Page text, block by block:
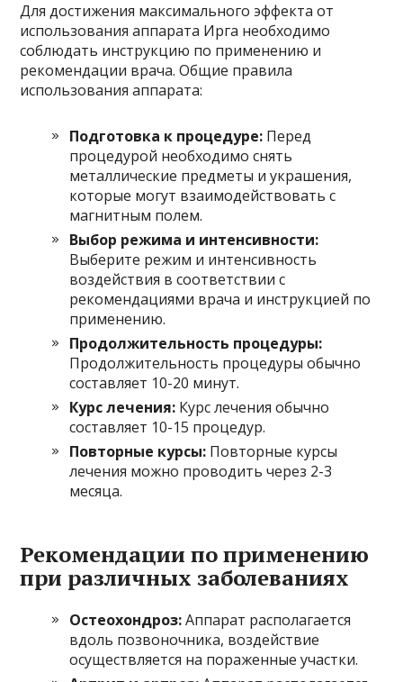
Для достижения максимального эффекта от
использования аппарата Ирга необходимо
соблюдать инструкцию по применению и
рекомендации врача. Общие правила
использования аппарата:
Подготовка к процедуре: Перед
процедурой необходимо снять
металлические предметы и украшения,
которые могут взаимодействовать с
магнитным полем.
Выбор режима и интенсивности:
Выберите режим и интенсивность
воздействия в соответствии с
рекомендациями врача и инструкцией по
применению.
Продолжительность процедуры:
Продолжительность процедуры обычно
составляет 10-20 минут.
Курс лечения: Курс лечения обычно
составляет 10-15 процедур.
Повторные курсы: Повторные курсы
лечения можно проводить через 2-3
месяца.
Рекомендации по применению
при различных заболеваниях
Остеохондроз:Аппарат располагается
вдоль позвоночника, воздействие
осуществляется на пораженные участки.